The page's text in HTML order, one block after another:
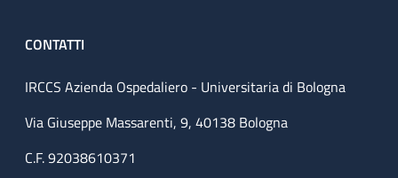
CONTATTI
IRCCS Azienda Ospedaliero - Universitaria di Bologna
Via Giuseppe Massarenti, 9, 40138 Bologna
C.F. 92038610371